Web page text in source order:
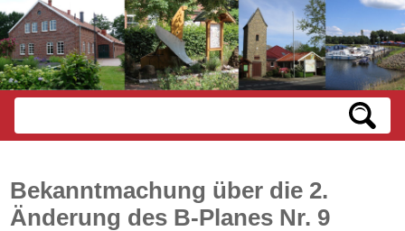
Bekanntmachung über die 2.
Änderung des B-Planes Nr. 9